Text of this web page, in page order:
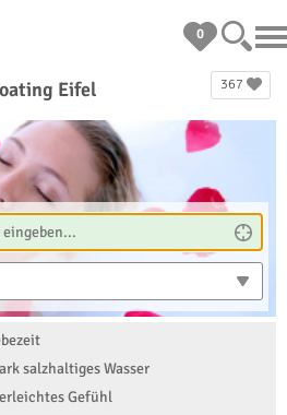
0
367
Eifel
salzhaltiges Wasser
Gefühl